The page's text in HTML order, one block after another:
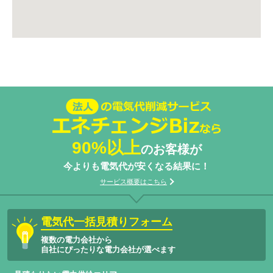
法人の電気代削減サービスエネチェン
ジBizなら
90%以上のお客様が
今よりも電気代が安くなる結果に！
サービス概要はこちら
電気代一括見積りフォーム
複数の電力会社から
自社にぴったりな電力会社が選べます